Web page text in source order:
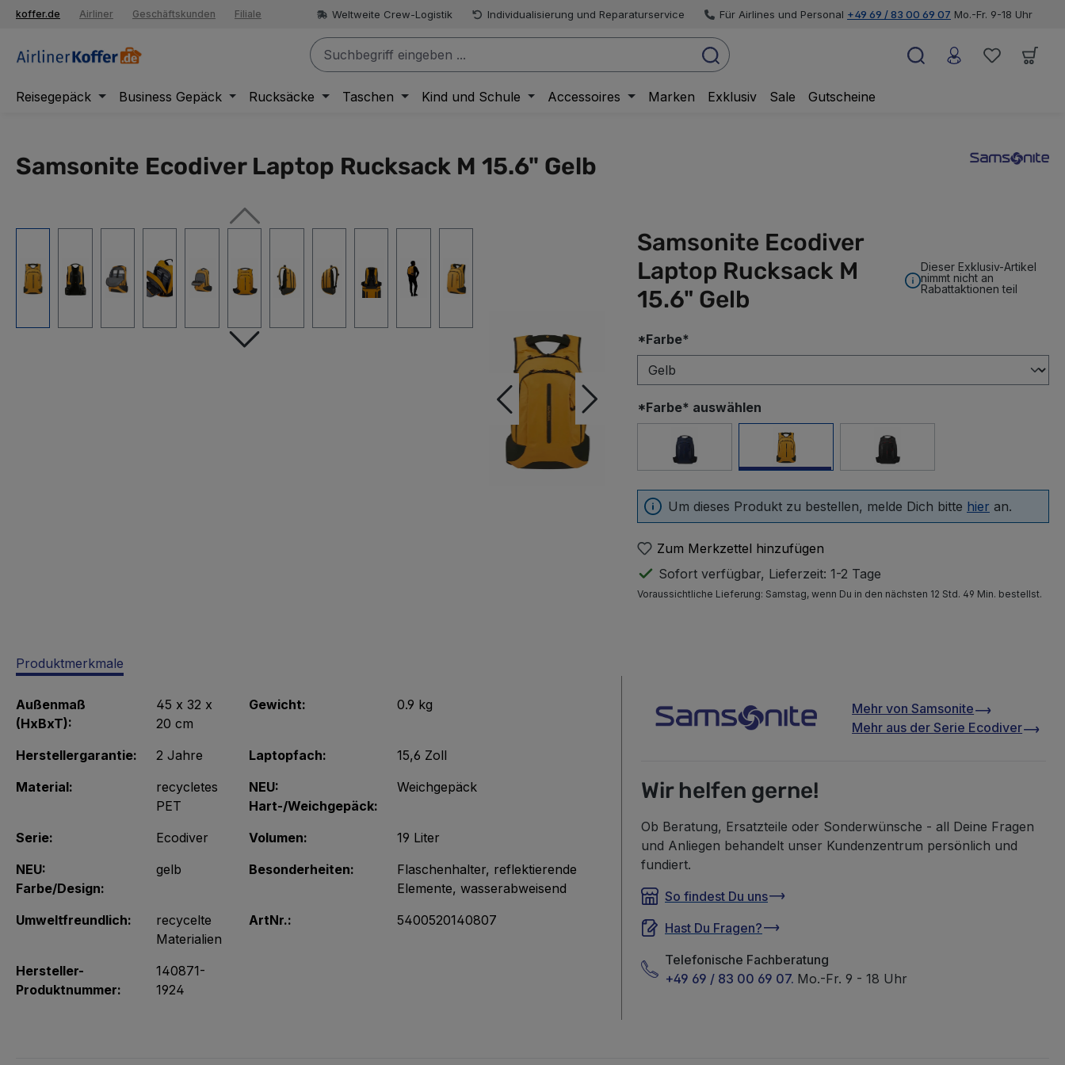
Zur Hauptnavigation springen
koffer.de Airliner Geschäftskunden Filiale Weltweite Crew-Logistik Individualisierung und Reparaturservice Für Airlines und Personal +49 69 / 83 00 69 07 Mo.-Fr. 9-18 Uhr
Reisegepäck Business Gepäck Rucksäcke Taschen Kind und Schule Accessoires Marken Exklusiv Sale Gutscheine
Samsonite Ecodiver Laptop Rucksack M 15.6" Gelb
Samsonite Ecodiver
Laptop Rucksack M
15.6" Gelb
Dieser Exklusiv-Artikel
nimmt nicht an
Rabattaktionen teil
*Farbe*
*Farbe* auswählen
Blue Nights Gelb schwarz
Um dieses Produkt zu bestellen, melde Dich bitte hier an.
Zum Merkzettel hinzufügen
Sofort verfügbar, Lieferzeit: 1-2 Tage
Voraussichtliche Lieferung: Samstag, wenn Du in den nächsten 12 Std. 49 Min. bestellst.
Produktmerkmale
Außenmaß
(HxBxT):
45 x 32 x
20 cm
Gewicht: 0.9 kg
Herstellergarantie: 2 Jahre Laptopfach:
15,6 Zoll
Material:
recycletes
PET
NEU:
Hart-/Weichgepäck:
Weichgepäck
Serie: Ecodiver Volumen:
19 Liter
NEU:
Farbe/Design:
gelb Besonderheiten: Flaschenhalter, reflektierende
Elemente, wasserabweisend
Umweltfreundlich:
recycelte
Materialien
ArtNr.: 5400520140807
Hersteller-
Produktnummer:
140871-
1924
Mehr vonSamsonite
Mehr aus der Serie Ecodiver
Wir helfen gerne!
Ob Beratung, Ersatzteile oder Sonderwünsche - all Deine Fragen
und Anliegen behandelt unser Kundenzentrum persönlich und
fundiert.
So findest Du uns
Hast Du Fragen?
Telefonische Fachberatung
+49 69 / 83 00 69 07. Mo.-Fr. 9 - 18 Uhr